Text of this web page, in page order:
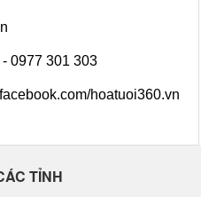
0977 301 303
hoatuoi360.vn
TỈNH